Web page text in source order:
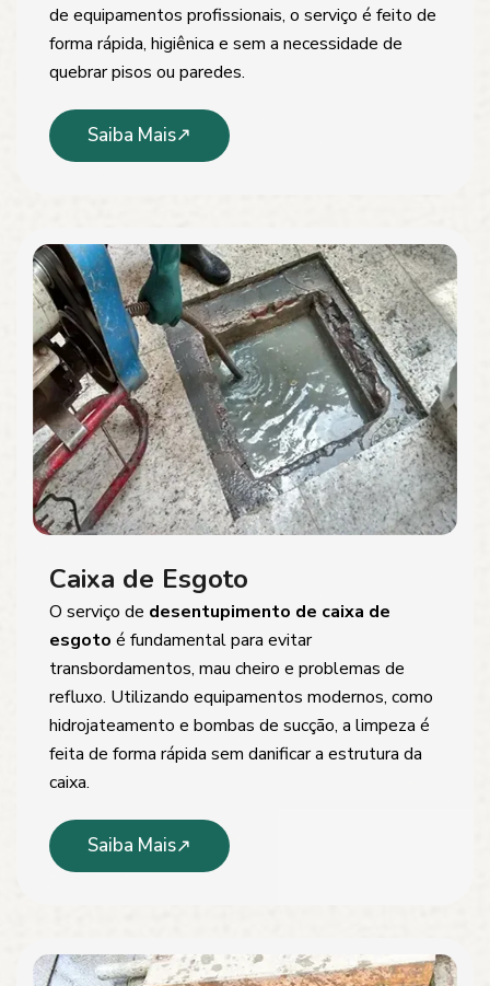
de equipamentos profissionais, o serviço é feito de
forma rápida, higiênica e sem a necessidade de
quebrar pisos ou paredes.
Saiba Mais
Caixa de Esgoto
O serviço de desentupimento de caixa de
esgoto é fundamental para evitar
transbordamentos, mau cheiro e problemas de
refluxo. Utilizando equipamentos modernos, como
hidrojateamento e bombas de sucção, a limpeza é
feita de forma rápida sem danificar a estrutura da
caixa.
Saiba Mais